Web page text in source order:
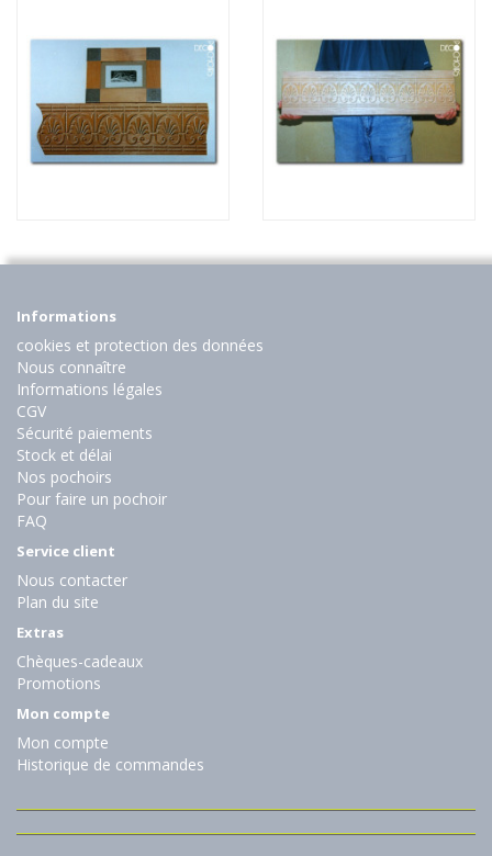
Informations
cookies et protection des données
Nous connaître
Informations légales
CGV
Sécurité paiements
Stock et délai
Nos pochoirs
Pour faire un pochoir
FAQ
Service client
Nous contacter
Plan du site
Extras
Chèques-cadeaux
Promotions
Mon compte
Mon compte
Historique de commandes